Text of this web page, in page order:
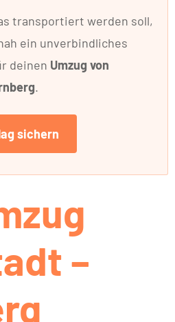
transportiert werden soll,
ein unverbindliches
deinen Umzug von
.
sichern
–